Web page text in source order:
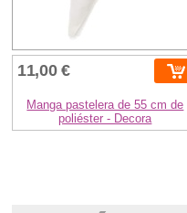
11,00 €
Manga pastelera de 55 cm de
poliéster - Decora